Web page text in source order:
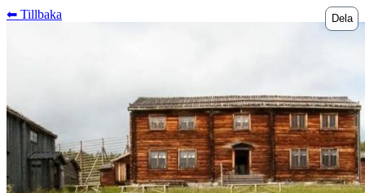
⬅︎ Tillbaka Dela